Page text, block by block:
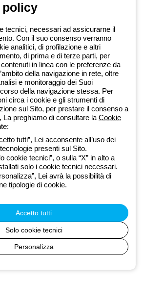
del Gruppo GEWISS, all’interno
LightZone, dove realizziamo soluzioni di
trasformano la complessità in semplicità,
e utenti finali nella realizzazione dei loro
di Gewiss S.p.A. - R.I. Bologna e C.F.
00666341201 - REA BO-319364 - Cap.
policy
tecnici, necessari ad assicurarne il
Con il suo consenso verranno
analitici, di profilazione e altri
di prima e di terze parti, per
in linea con le preferenze da
della navigazione in rete, oltre
e monitoraggio dei Suoi
della navigazione stessa. Per
circa i cookie e gli strumenti di
sul Sito, per prestare il consenso a
La preghiamo di consultare la Cookie
tutti”, Lei acconsente all’uso dei
presenti sul Sito.
cookie tecnici”, o sulla “X” in alto a
solo i cookie tecnici necessari.
Lei avrà la possibilità di
tipologie di cookie.
Accetto tutti
Solo cookie tecnici
Personalizza